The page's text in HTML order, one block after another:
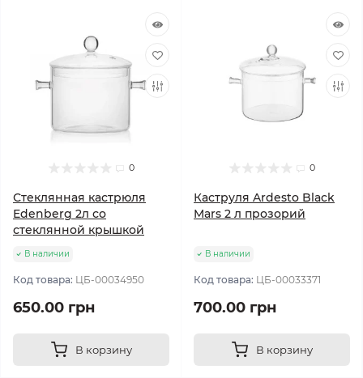
0
Стеклянная кастрюля
Edenberg 2л со
стеклянной крышкой
В наличии
Код товара: ЦБ-00034950
650.00 грн
В корзину
0
Каструля Ardesto Black
Mars 2 л прозорий
В наличии
Код товара: ЦБ-00033371
700.00 грн
В корзину